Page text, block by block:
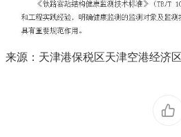
来源：天津港保税区天津空港经济